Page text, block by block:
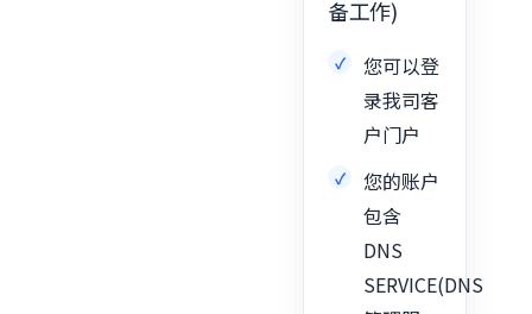
备工作)
您可以登
录我司客
户门户
您的账户
包含
DNS
SERVICE(DNS